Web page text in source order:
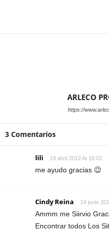
ARLECO
https://
3 Comentarios
lili 19 abril 2012 At 18:03
me ayudo gracias 😉
Cindy Reina 24 junio
Ammm me Siirvio
Encontrar todos Los